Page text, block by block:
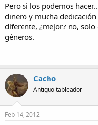
Pero si los podemos
dinero y mucha
diferente, ¿mejor? no,
géneros.
Cacho
Antiguo tableador
Feb 14, 2012